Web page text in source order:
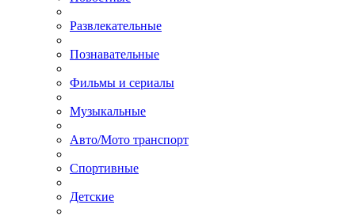
Развлекательные
Познавательные
Фильмы и сериалы
Музыкальные
Авто/Мото транспорт
Спортивные
Детские